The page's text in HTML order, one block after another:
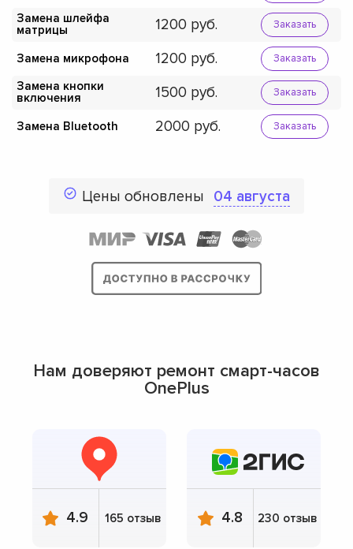
Замена шлейфа
матрицы
1200 Заказать
Замена микрофона 1200 Заказать
Замена кнопки
включения
1500 Заказать
Замена Bluetooth 2000 Заказать
Цены обновлены 04 августа
Нам доверяют ремонт смарт-часов
OnePlus
4.9 165 отзыв 4.8 230 отзыв